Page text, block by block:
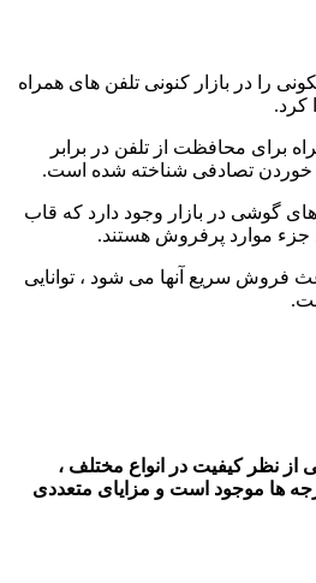
را در بازار کنونی تلفن های همراه
کرد.
برای محافظت از تلفن در برابر
خوردن تصادفی شناخته شده است.
های گوشی در بازار وجود دارد که قاب
جزء موارد پرفروش هستند.
فروش سریع آنها می شود ، توانایی
از نظر کیفیت در انواع مختلف ،
ها موجود است و مزایای متعددی